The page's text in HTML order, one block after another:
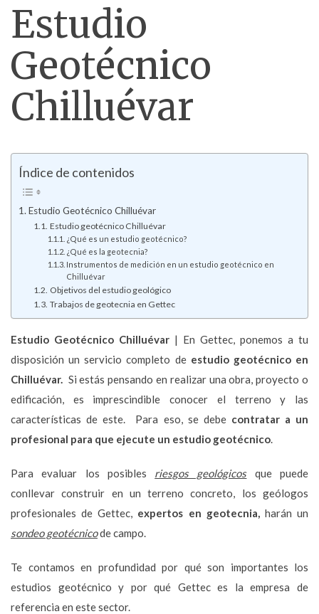
Estudio
Geotécnico
Chilluévar
Índice de contenidos
Estudio Geotécnico Chilluévar
Estudio geotécnico Chilluévar
¿Qué es un estudio geotécnico?
¿Qué es la geotecnia?
Instrumentos de medición en un estudio geotécnico en
Chilluévar
Objetivos del estudio geológico
Trabajos de geotecnia en Gettec
Estudio Geotécnico Chilluévar | En Gettec, ponemos a tu
disposición un servicio completo de estudio geotécnico en
Chilluévar. Si estás pensando en realizar una obra, proyecto o
edificación, es imprescindible conocer el terreno y las
características de este. Para eso, se debe contratar a un
profesional para que ejecute un estudio geotécnico.
Para evaluar los posibles riesgos geológicosque puede
conllevar construir en un terreno concreto, los geólogos
profesionales de Gettec, expertos en geotecnia, harán un
sondeo geotécnicode campo.
Te contamos en profundidad por qué son importantes los
estudios geotécnico y por qué Gettec es la empresa de
referencia en este sector.